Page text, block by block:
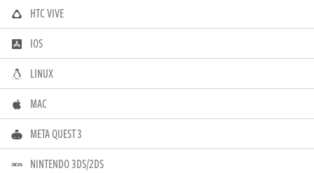
HTC VIVE
IOS
LINUX
MAC
META QUEST 3
NINTENDO 3DS/2DS